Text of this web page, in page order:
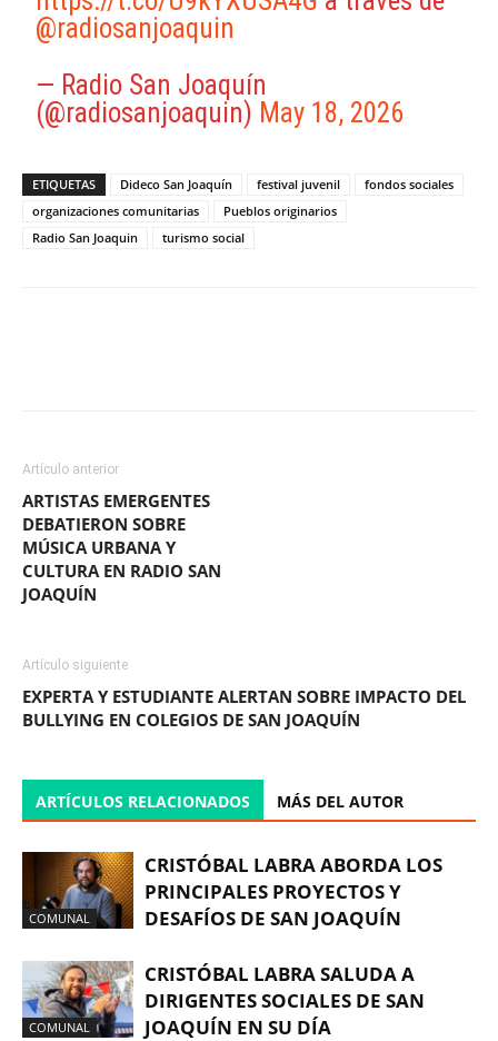
@radiosanjoaquin
— Radio San Joaquín
(@radiosanjoaquin) May 18, 2026
ETIQUETAS Dideco San Joaquín festival juvenil
fondos sociales
organizaciones comunitarias
Pueblos originarios
Radio San Joaquin
turismo social
Artículo anterior
ARTISTAS EMERGENTES
DEBATIERON SOBRE
MÚSICA URBANA Y
CULTURA EN RADIO SAN
JOAQUÍN
Artículo siguiente
EXPERTA Y ESTUDIANTE ALERTAN SOBRE IMPACTO DEL
BULLYING EN COLEGIOS DE SAN JOAQUÍN
ARTÍCULOS RELACIONADOS MÁS DEL AUTOR
COMUNAL
CRISTÓBAL LABRA ABORDA LOS
PRINCIPALES PROYECTOS Y
DESAFÍOS DE SAN JOAQUÍN
COMUNAL
CRISTÓBAL LABRA SALUDA A
DIRIGENTES SOCIALES DE SAN
JOAQUÍN EN SU DÍA